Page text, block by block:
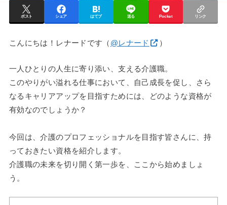
ポスト シェア はてブ 送る Pocket リンク
こんにちは！レナードです（ @レナード ）
一人ひとりの人生に寄り添い、支える介護職。
このやりがい溢れる仕事において、自己成長を促し、さら
なるキャリアアップを目指すためには、どのような資格が
有効なのでしょうか？
今回は、介護のプロフェッショナルを目指す皆さんに、持
っておきたい資格を紹介します。
介護職の未来を切り開く第一歩を、ここから始めましょ
う。